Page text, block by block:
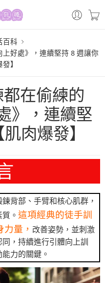
百科
好處》，連續堅持 8 週讓你
】
在偷練的
》，連續堅
肉爆發】
背部、手臂和核心肌群，
。 這項經典的徒手訓
量， 改善姿勢，並刺激
，持續進行引體向上訓
力的關鍵。